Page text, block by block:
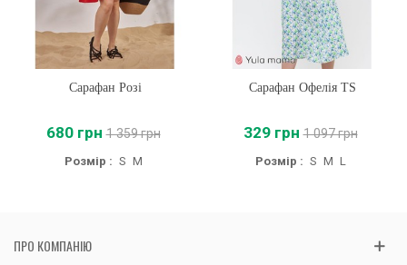
Сарафан Розі
680 грн 1 359 грн
Розмір : S M
Сарафан Офелія TS
329 грн 1 097 грн
Розмір : S M L
ПРО КОМПАНІЮ